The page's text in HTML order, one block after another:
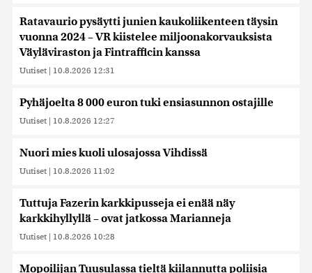
Ratavaurio pysäytti junien kaukoliikenteen täysin
vuonna 2024 – VR kiistelee miljoonakorvauksista
Väyläviraston ja Fintrafficin kanssa
Uutiset | 10.8.2026 12:31
Pyhäjoelta 8 000 euron tuki ensiasunnon ostajille
Uutiset | 10.8.2026 12:27
Nuori mies kuoli ulosajossa Vihdissä
Uutiset | 10.8.2026 11:02
Tuttuja Fazerin karkkipusseja ei enää näy
karkkihyllyllä – ovat jatkossa Marianneja
Uutiset | 10.8.2026 10:28
Mopoilijan Tuusulassa tieltä kiilannutta poliisia